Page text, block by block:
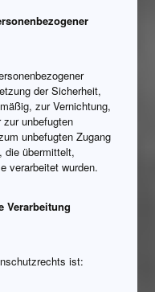
der Sicherheit,
zur Vernichtung,
zur unbefugten
unbefugten Zugang
die übermittelt,
verarbeitet wurden.
Verarbeitung
ist: